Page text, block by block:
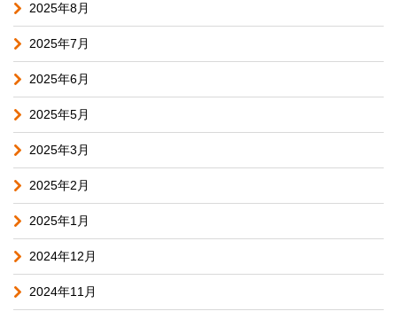
2025年8月
2025年7月
2025年6月
2025年5月
2025年3月
2025年2月
2025年1月
2024年12月
2024年11月